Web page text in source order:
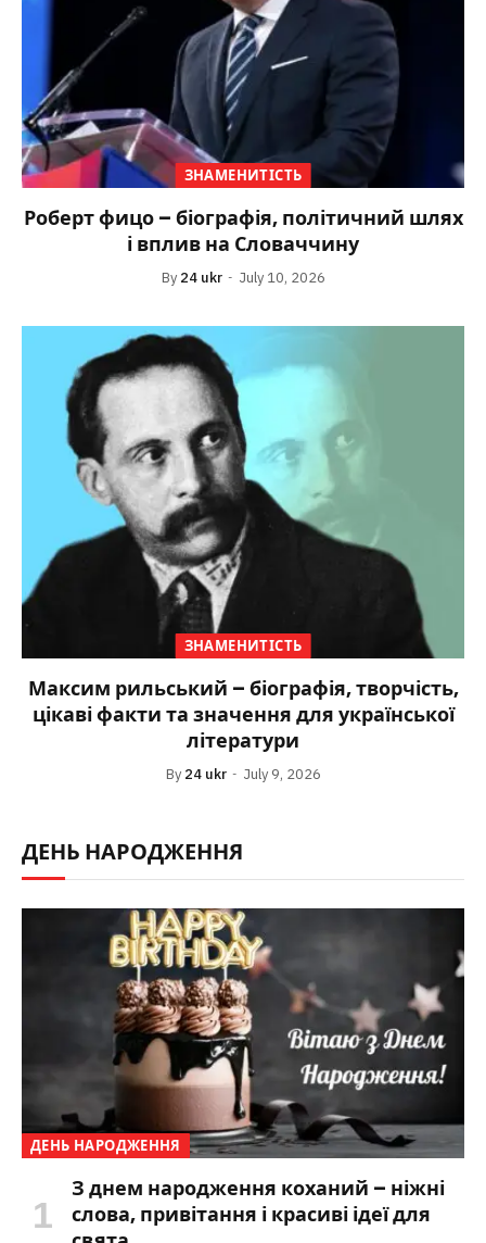
ЗНАМЕНИТІСТЬ
Роберт фицо – біографія, політичний шлях
і вплив на Словаччину
By 24 ukr July 10, 2026
ЗНАМЕНИТІСТЬ
Максим рильський – біографія, творчість,
цікаві факти та значення для української
літератури
By 24 ukr July 9, 2026
ДЕНЬ НАРОДЖЕННЯ
ДЕНЬ НАРОДЖЕННЯ
З днем народження коханий – ніжні
слова, привітання і красиві ідеї для